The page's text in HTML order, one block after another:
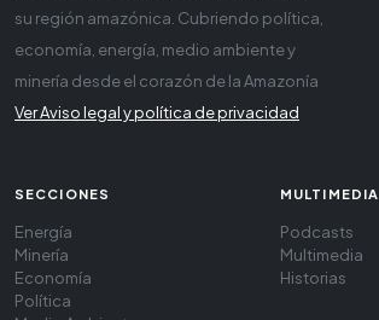
su región amazónica. Cubriendo política,
economía, energía, medio ambiente y
minería desde el corazón de la Amazonía
Ver Aviso legal y política de privacidad
SECCIONES
Energía
Minería
Economía
Política
MULTIMEDIA
Podcasts
Multimedia
Historias